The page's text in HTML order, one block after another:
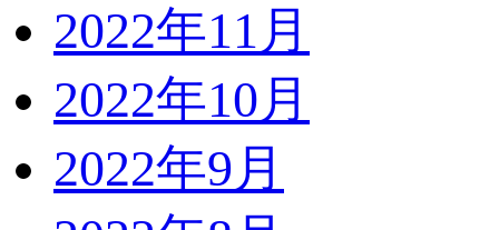
2022年11月
2022年10月
2022年9月